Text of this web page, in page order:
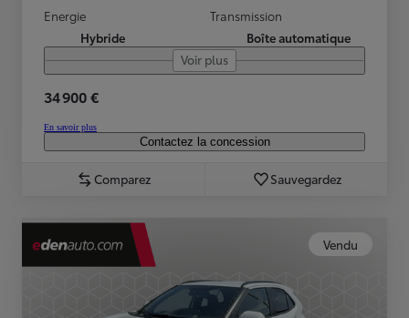
Energie
Hybride
Transmission
Boîte automatique
Voir plus
34 900 €
En savoir plus
Contactez la concession
Comparez Sauvegardez
Vendu